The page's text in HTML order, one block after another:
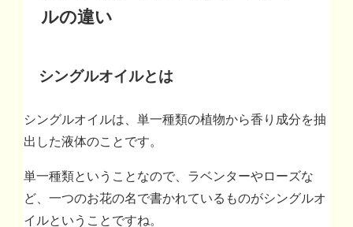
ルの違い
シングルオイルとは
シングルオイルは、単一種類の植物から香り成分を抽
出した液体のことです。
単一種類ということなので、ラベンターやローズな
ど、一つのお花の名で書かれているものがシングルオ
イルということですね。